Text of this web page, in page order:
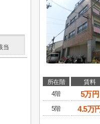
所在階 賃料
4階
5万円
5階
4.5万
当